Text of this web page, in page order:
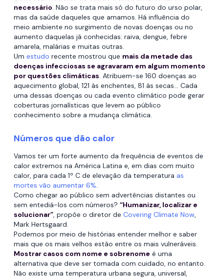
necessário. Não se trata mais só do futuro do urso polar,
mas da saúde daqueles que amamos. Há influência do
meio ambiente no surgimento de novas doenças ou no
aumento daquelas já conhecidas: raiva, dengue, febre
amarela, malárias e muitas outras.
Um estudo recente mostrou que mais da metade das
doenças infecciosas se agravaram em algum momento
por questões climáticas. Atribuem-se 160 doenças ao
aquecimento global, 121 às enchentes, 81 às secas… Cada
uma dessas doenças ou cada evento climático pode gerar
coberturas jornalísticas que levem ao público
conhecimento sobre a mudança climática.
Números que dão calor
Vamos ter um forte aumento da frequência de eventos de
calor extremos na América Latina e, em dias com muito
calor, para cada 1º C de elevação da temperatura as
mortes vão aumentar 6%.
Como chegar ao público sem advertências distantes ou
sem entediá-los com números? “Humanizar, localizar e
solucionar”, propõe o diretor de Covering Climate Now,
Mark Hertsgaard.
Podemos por meio de histórias entender melhor e saber
mais que os mais velhos estão entre os mais vulneráveis.
Mostrar casos com nome e sobrenome é uma
alternativa que deve ser tomada com cuidado, no entanto.
Não existe uma temperatura urbana segura, universal,